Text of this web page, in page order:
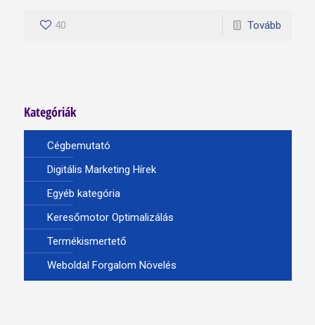
40 Tovább
Kategóriák
Cégbemutató
Digitális Marketing Hírek
Egyéb kategória
Keresőmotor Optimalizálás
Termékismertető
Weboldal Forgalom Növelés